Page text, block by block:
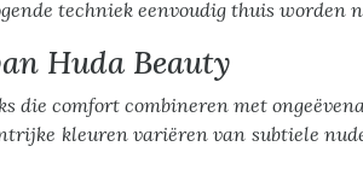
techniek eenvoudig thuis worden
Huda Beauty
die comfort combineren met
kleuren variëren van subtiele